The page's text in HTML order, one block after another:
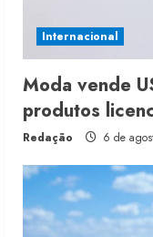
Internacional
Moda vende
produtos
Redação 6 de